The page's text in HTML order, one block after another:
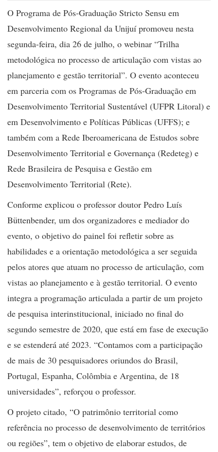
O Programa de Pós-Graduação Stricto Sensu em
Desenvolvimento Regional da Unijuí promoveu nesta
segunda-feira, dia 26 de julho, o webinar “Trilha
metodológica no processo de articulação com vistas ao
planejamento e gestão territorial”. O evento aconteceu
em parceria com os Programas de Pós-Graduação em
Desenvolvimento Territorial Sustentável (UFPR Litoral) e
em Desenvolvimento e Políticas Públicas (UFFS); e
também com a Rede Iberoamericana de Estudos sobre
Desenvolvimento Territorial e Governança (Redeteg) e
Rede Brasileira de Pesquisa e Gestão em
Desenvolvimento Territorial (Rete).
Conforme explicou o professor doutor Pedro Luís
Büttenbender, um dos organizadores e mediador do
evento, o objetivo do painel foi refletir sobre as
habilidades e a orientação metodológica a ser seguida
pelos atores que atuam no processo de articulação, com
vistas ao planejamento e à gestão territorial. O evento
integra a programação articulada a partir de um projeto
de pesquisa interinstitucional, iniciado no final do
segundo semestre de 2020, que está em fase de execução
e se estenderá até 2023. “Contamos com a participação
de mais de 30 pesquisadores oriundos do Brasil,
Portugal, Espanha, Colômbia e Argentina, de 18
universidades”, reforçou o professor.
O projeto citado, “O patrimônio territorial como
referência no processo de desenvolvimento de territórios
ou regiões”, tem o objetivo de elaborar estudos, de